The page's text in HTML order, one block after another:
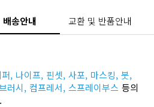
배송안내 교환 및 반품안내
퍼, 나이프, 핀셋, 사포, 마스킹, 붓,
러시, 컴프레서, 스프레이부스 등의